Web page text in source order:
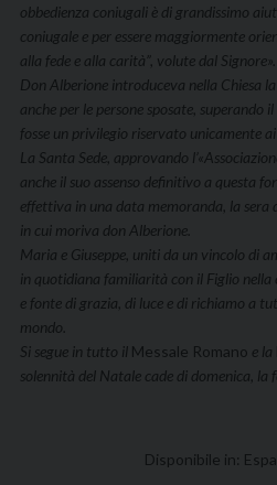
obbedienza coniugali è di grandissimo
coniugale e per essere maggiormente
alla fede e alla carità”, volute dal Signore».
Don Alberione introduceva nella Chiesa
anche per le persone sposate, superando
fosse un privilegio riservato unicamente ai
La Santa Sede, approvando
anche il suo assenso definitivo a questa
effettiva in una data me­moranda, la
in cui mori­va don Alberione.
Maria e Giuseppe, uniti da un vincolo di
in quotidiana familiarità con il Figlio nella
e fonte di grazia, di luce e di richiamo a
mondo.
Si segue in tutto il Messale Romano e la
solennità del Natale cade di domenica, la
Disponibile in: